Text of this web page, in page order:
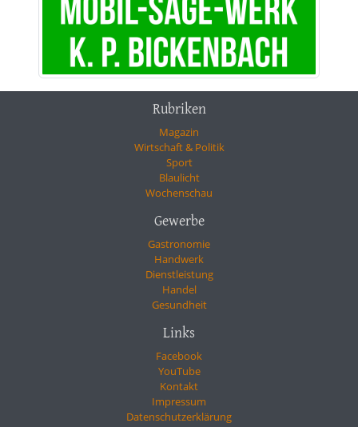
Rubriken
Magazin
Wirtschaft & Politik
Sport
Blaulicht
Wochenschau
Gewerbe
Gastronomie
Handwerk
Dienstleistung
Handel
Gesundheit
Links
Facebook
YouTube
Kontakt
Impressum
Datenschutzerklärung